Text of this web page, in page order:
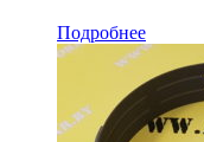
Подробнее